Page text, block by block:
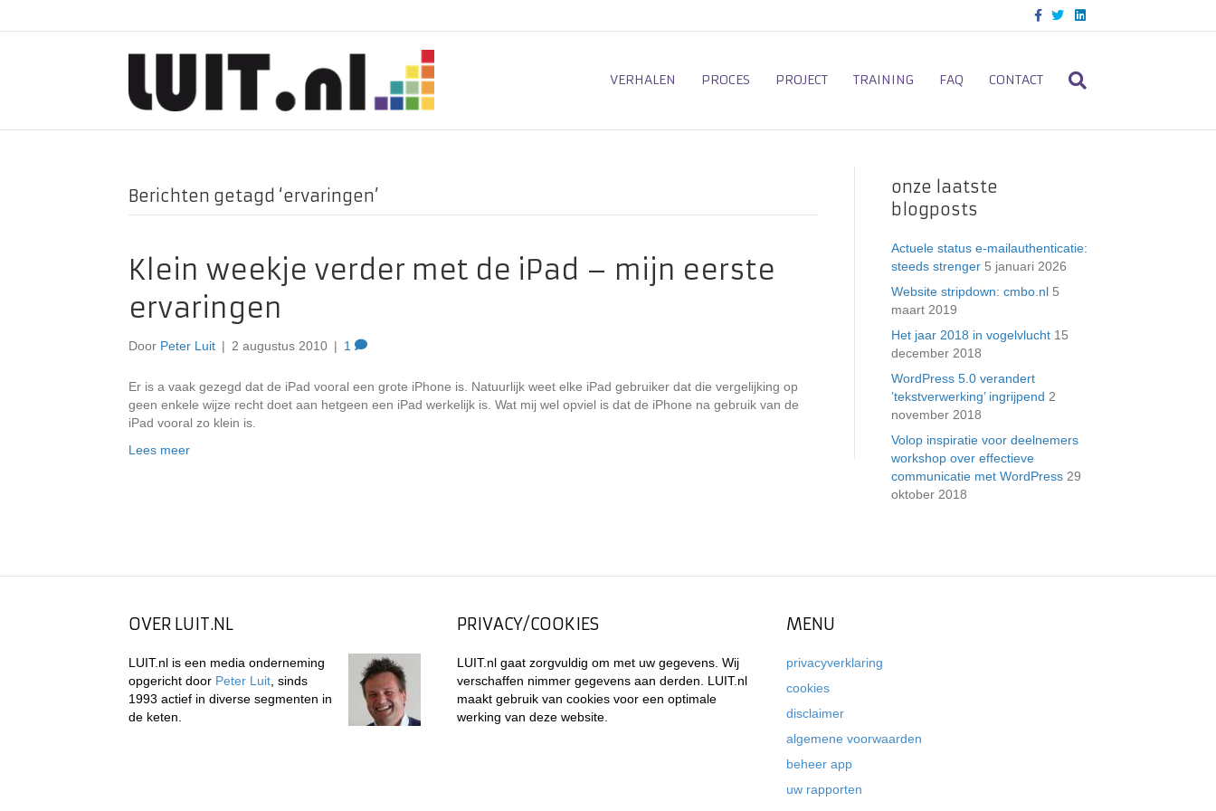
c
o
o
T
i
e
L
n
d
VERHALEN PROCES PROJECT TRAINING FAQ CONTACT
Berichten getagd ‘ervaringen’
Klein weekje verder met de iPad – mijn eerste
ervaringen
Door Peter Luit | 2 augustus 2010 | 1
Er is a vaak gezegd dat de iPad vooral een grote iPhone is. Natuurlijk weet elke iPad gebruiker dat die vergelijking op
geen enkele wijze recht doet aan hetgeen een iPad werkelijk is. Wat mij wel opviel is dat de iPhone na gebruik van de
iPad vooral zo klein is.
Lees meer
onze laatste
blogposts
Actuele status e-mailauthenticatie:
steeds strenger 5 januari 2026
Website stripdown: cmbo.nl 5
maart 2019
Het jaar 2018 in vogelvlucht 15
december 2018
WordPress 5.0 verandert
’tekstverwerking’ ingrijpend 2
november 2018
Volop inspiratie voor deelnemers
workshop over effectieve
communicatie met WordPress 29
oktober 2018
OVER LUIT.NL
LUIT.nl is een media onderneming
opgericht door Peter Luit , sinds
1993 actief in diverse segmenten in
de keten.
PRIVACY/COOKIES
LUIT.nl gaat zorgvuldig om met uw gegevens. Wij
verschaffen nimmer gegevens aan derden. LUIT.nl
maakt gebruik van cookies voor een optimale
werking van deze website.
MENU
privacyverklaring
cookies
disclaimer
algemene voorwaarden
beheer app
uw rapporten